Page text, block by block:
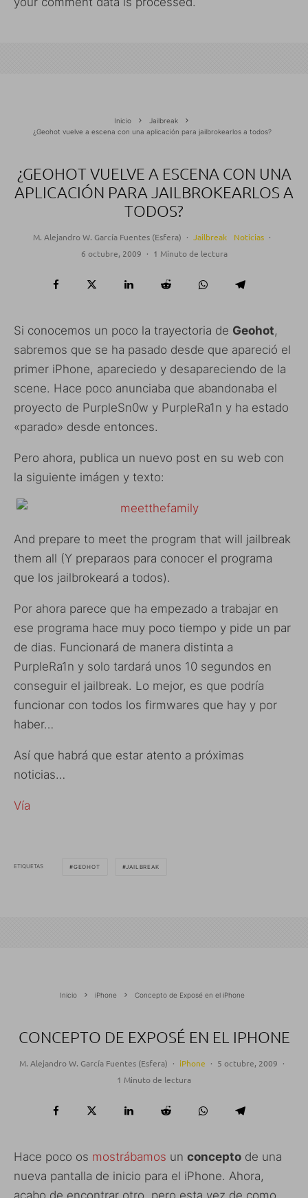
Inicio
Jailbreak
¿Geohot vuelve a escena con una aplicación para jailbrokearlos a todos?
¿GEOHOT VUELVE A ESCENA CON UNA
APLICACIÓN PARA JAILBROKEARLOS A
TODOS?
M. Alejandro W. García Fuentes (Esfera) · Jailbreak Noticias ·
6 octubre, 2009 · 1 Minuto de lectura
Si conocemos un poco la trayectoria de Geohot,
sabremos que se ha pasado desde que apareció el
primer iPhone, apareciedo y desapareciendo de la
scene. Hace poco anunciaba que abandonaba el
proyecto de PurpleSn0w y PurpleRa1n y ha estado
«parado» desde entonces.
Pero ahora, publica un nuevo post en su web con
la siguiente imágen y texto:
And prepare to meet the program that will jailbreak
them all (Y preparaos para conocer el programa
que los jailbrokeará a todos).
Por ahora parece que ha empezado a trabajar en
ese programa hace muy poco tiempo y pide un par
de dias. Funcionará de manera distinta a
PurpleRa1n y solo tardará unos 10 segundos en
conseguir el jailbreak. Lo mejor, es que podría
funcionar con todos los firmwares que hay y por
haber…
Así que habrá que estar atento a próximas
noticias…
Vía
ETIQUETAS GEOHOT JAILBREAK
Inicio iPhone Concepto de Exposé en el iPhone
CONCEPTO DE EXPOSÉ EN EL IPHONE
M. Alejandro W. García Fuentes (Esfera) · iPhone · 5 octubre, 2009 ·
1 Minuto de lectura
Hace poco os mostrábamos un concepto de una
nueva pantalla de inicio para el iPhone. Ahora,
acabo de encontrar otro, pero esta vez de como